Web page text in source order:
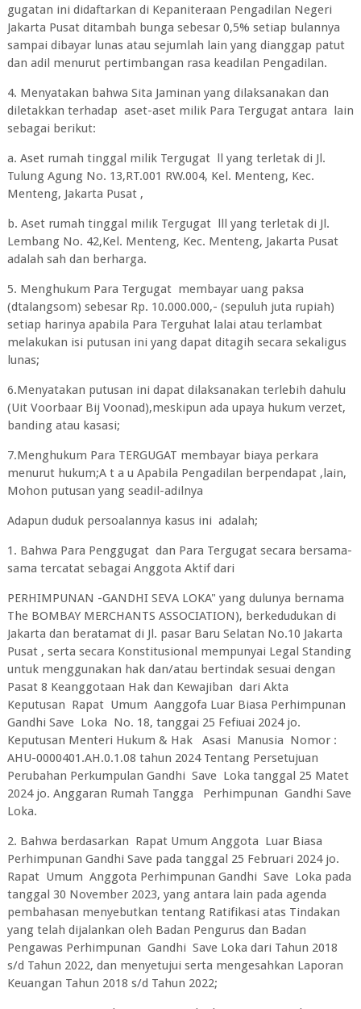
gugatan ini didaftarkan di Kepaniteraan Pengadilan Negeri
Jakarta Pusat ditambah bunga sebesar 0,5% setiap bulannya
sampai dibayar lunas atau sejumlah lain yang dianggap patut
dan adil menurut pertimbangan rasa keadilan Pengadilan.
4. Menyatakan bahwa Sita Jaminan yang dilaksanakan dan
diletakkan terhadap aset-aset milik Para Tergugat antara lain
sebagai berikut:
a. Aset rumah tinggal milik Tergugat ll yang terletak di Jl.
Tulung Agung No. 13,RT.001 RW.004, Kel. Menteng, Kec.
Menteng, Jakarta Pusat ,
b. Aset rumah tinggal milik Tergugat lll yang terletak di Jl.
Lembang No. 42,Kel. Menteng, Kec. Menteng, Jakarta Pusat
adalah sah dan berharga.
5. Menghukum Para Tergugat membayar uang paksa
(dtalangsom) sebesar Rp. 10.000.000,- (sepuluh juta rupiah)
setiap harinya apabila Para Terguhat lalai atau terlambat
melakukan isi putusan ini yang dapat ditagih secara sekaligus
lunas;
6.Menyatakan putusan ini dapat dilaksanakan terlebih dahulu
(Uit Voorbaar Bij Voonad),meskipun ada upaya hukum verzet,
banding atau kasasi;
7.Menghukum Para TERGUGAT membayar biaya perkara
menurut hukum;A t a u Apabila Pengadilan berpendapat ,lain,
Mohon putusan yang seadil-adilnya
Adapun duduk persoalannya kasus ini adalah;
1. Bahwa Para Penggugat dan Para Tergugat secara bersama-
sama tercatat sebagai Anggota Aktif dari
PERHIMPUNAN -GANDHI SEVA LOKA" yang dulunya bernama
The BOMBAY MERCHANTS ASSOCIATION), berkedudukan di
Jakarta dan beratamat di Jl. pasar Baru Selatan No.10 Jakarta
Pusat , serta secara Konstitusional mempunyai Legal Standing
untuk menggunakan hak dan/atau bertindak sesuai dengan
Pasat 8 Keanggotaan Hak dan Kewajiban dari Akta
Keputusan Rapat Umum Aanggofa Luar Biasa Perhimpunan
Gandhi Save Loka No. 18, tanggai 25 Fefiuai 2024 jo.
Keputusan Menteri Hukum & Hak Asasi Manusia Nomor :
AHU-0000401.AH.0.1.08 tahun 2024 Tentang Persetujuan
Perubahan Perkumpulan Gandhi Save Loka tanggal 25 Matet
2024 jo. Anggaran Rumah Tangga Perhimpunan Gandhi Save
Loka.
2. Bahwa berdasarkan Rapat Umum Anggota Luar Biasa
Perhimpunan Gandhi Save pada tanggal 25 Februari 2024 jo.
Rapat Umum Anggota Perhimpunan Gandhi Save Loka pada
tanggal 30 November 2023, yang antara lain pada agenda
pembahasan menyebutkan tentang Ratifikasi atas Tindakan
yang telah dijalankan oleh Badan Pengurus dan Badan
Pengawas Perhimpunan Gandhi Save Loka dari Tahun 2018
s/d Tahun 2022, dan menyetujui serta mengesahkan Laporan
Keuangan Tahun 2018 s/d Tahun 2022;